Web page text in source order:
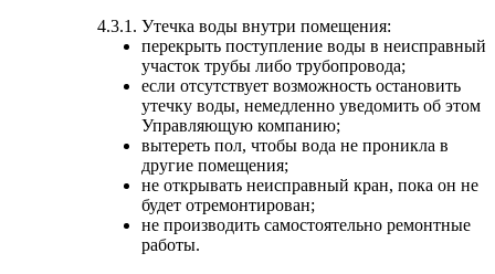
4.3.1. Утечка воды внутри помещения:
перекрыть поступление воды в неисправный
участок трубы либо трубопровода;
если отсутствует возможность остановить
утечку воды, немедленно уведомить об этом
Управляющую компанию;
вытереть пол, чтобы вода не проникла в
другие помещения;
не открывать неисправный кран, пока он не
будет отремонтирован;
не производить самостоятельно ремонтные
работы.